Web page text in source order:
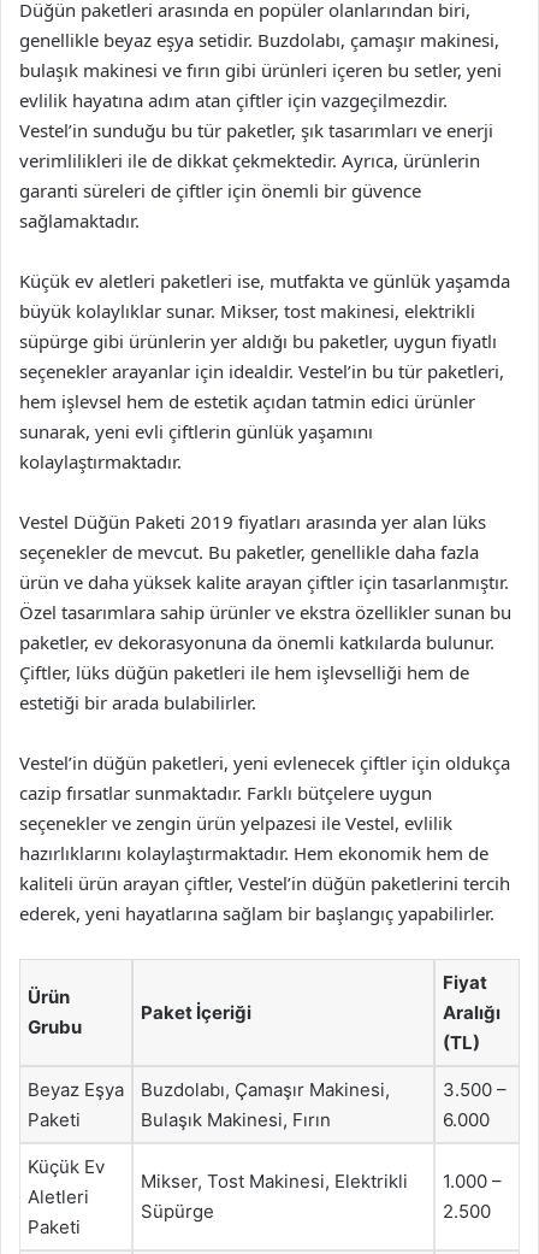
Düğün paketleri arasında en popüler olanlarından biri,
genellikle beyaz eşya setidir. Buzdolabı, çamaşır makinesi,
bulaşık makinesi ve fırın gibi ürünleri içeren bu setler, yeni
evlilik hayatına adım atan çiftler için vazgeçilmezdir.
Vestel’in sunduğu bu tür paketler, şık tasarımları ve enerji
verimlilikleri ile de dikkat çekmektedir. Ayrıca, ürünlerin
garanti süreleri de çiftler için önemli bir güvence
sağlamaktadır.
Küçük ev aletleri paketleri ise, mutfakta ve günlük yaşamda
büyük kolaylıklar sunar. Mikser, tost makinesi, elektrikli
süpürge gibi ürünlerin yer aldığı bu paketler, uygun fiyatlı
seçenekler arayanlar için idealdir. Vestel’in bu tür paketleri,
hem işlevsel hem de estetik açıdan tatmin edici ürünler
sunarak, yeni evli çiftlerin günlük yaşamını
kolaylaştırmaktadır.
Vestel Düğün Paketi 2019 fiyatları arasında yer alan lüks
seçenekler de mevcut. Bu paketler, genellikle daha fazla
ürün ve daha yüksek kalite arayan çiftler için tasarlanmıştır.
Özel tasarımlara sahip ürünler ve ekstra özellikler sunan bu
paketler, ev dekorasyonuna da önemli katkılarda bulunur.
Çiftler, lüks düğün paketleri ile hem işlevselliği hem de
estetiği bir arada bulabilirler.
Vestel’in düğün paketleri, yeni evlenecek çiftler için oldukça
cazip fırsatlar sunmaktadır. Farklı bütçelere uygun
seçenekler ve zengin ürün yelpazesi ile Vestel, evlilik
hazırlıklarını kolaylaştırmaktadır. Hem ekonomik hem de
kaliteli ürün arayan çiftler, Vestel’in düğün paketlerini tercih
ederek, yeni hayatlarına sağlam bir başlangıç yapabilirler.
Ürün
Grubu
Paket İçeriği
Fiyat
Aralığı
(TL)
Beyaz Eşya
Paketi
Buzdolabı, Çamaşır Makinesi,
Bulaşık Makinesi, Fırın
3.500 –
6.000
Küçük Ev
Aletleri
Paketi
Mikser, Tost Makinesi, Elektrikli
Süpürge
1.000 –
2.500